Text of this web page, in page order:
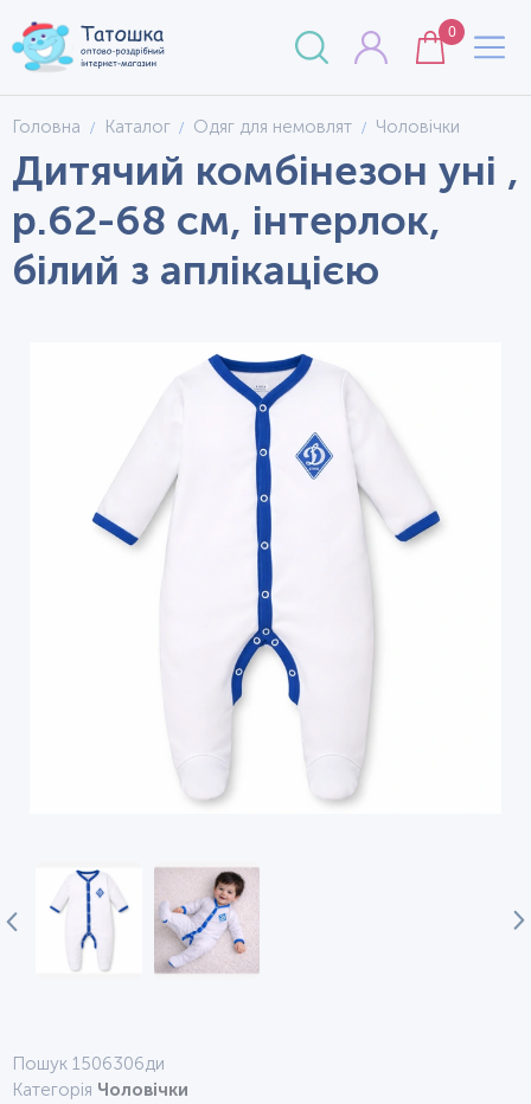
0
Головна Каталог Одяг для немовлят Чоловічки
Дитячий комбінезон уні ,
р.62-68 см, інтерлок,
білий з аплікацією
Пошук 1506306ди
Категорія Чоловічки